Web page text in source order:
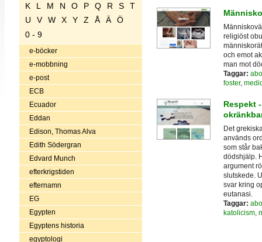
K
L M N O P Q R S
T
U
V W X Y Z Å Ä
Ö
0 - 9
e-böcker
e-mobbning
e-post
ECB
Ecuador
Eddan
Edison, Thomas Alva
Edith Södergran
Edvard Munch
efterkrigstiden
efternamn
EG
Egypten
Egyptens historia
egyptologi
religiöst
och emot
man mot
Taggar:
foster,
Respekt
Det
används
som står
dödshjälp.
argument
slutskede.
svar kring
eutanasi.
Taggar:
katolicism,